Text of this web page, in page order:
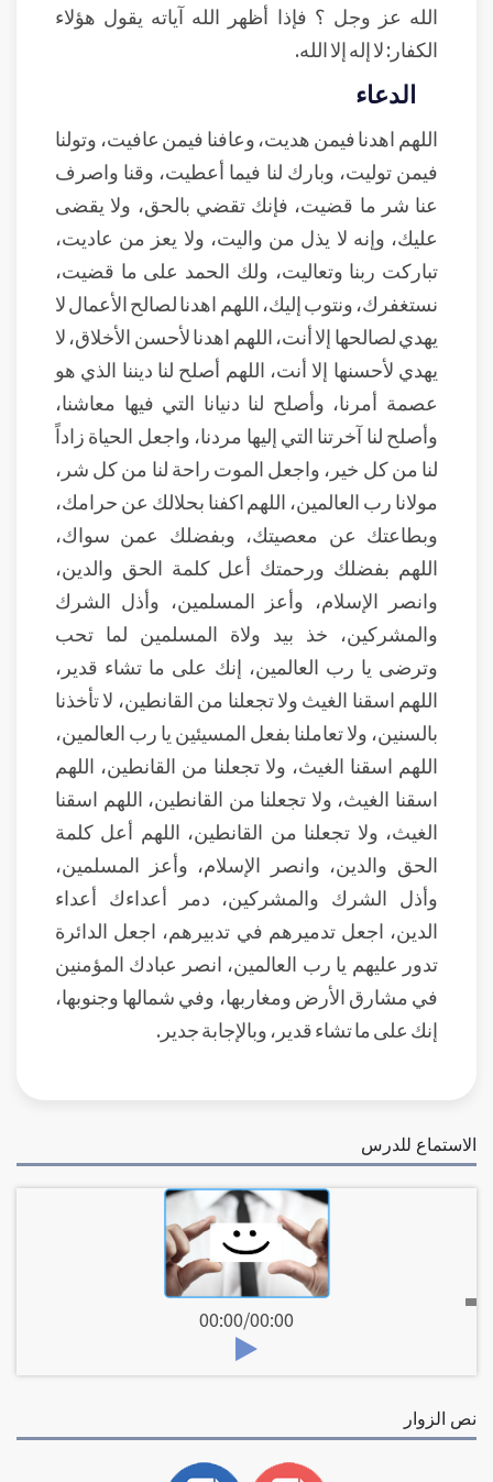
الله عز وجل ؟ فإذا أظهر الله آياته يقول هؤلاء
الكفار: لا إله إلا الله.
الدعاء
اللهم اهدنا فيمن هديت، وعافنا فيمن عافيت، وتولنا
فيمن توليت، وبارك لنا فيما أعطيت، وقنا واصرف
عنا شر ما قضيت، فإنك تقضي بالحق، ولا يقضى
عليك، وإنه لا يذل من واليت، ولا يعز من عاديت،
تباركت ربنا وتعاليت، ولك الحمد على ما قضيت،
نستغفرك، ونتوب إليك، اللهم اهدنا لصالح الأعمال لا
يهدي لصالحها إلا أنت، اللهم اهدنا لأحسن الأخلاق، لا
يهدي لأحسنها إلا أنت، اللهم أصلح لنا ديننا الذي هو
عصمة أمرنا، وأصلح لنا دنيانا التي فيها معاشنا،
وأصلح لنا آخرتنا التي إليها مردنا، واجعل الحياة زاداً
لنا من كل خير، واجعل الموت راحة لنا من كل شر،
مولانا رب العالمين، اللهم اكفنا بحلالك عن حرامك،
وبطاعتك عن معصيتك، وبفضلك عمن سواك،
اللهم بفضلك ورحمتك أعل كلمة الحق والدين،
وانصر الإسلام، وأعز المسلمين، وأذل الشرك
والمشركين، خذ بيد ولاة المسلمين لما تحب
وترضى يا رب العالمين، إنك على ما تشاء قدير،
اللهم اسقنا الغيث ولا تجعلنا من القانطين، لا تأخذنا
بالسنين، ولا تعاملنا بفعل المسيئين يا رب العالمين،
اللهم اسقنا الغيث، ولا تجعلنا من القانطين، اللهم
اسقنا الغيث، ولا تجعلنا من القانطين، اللهم اسقنا
الغيث، ولا تجعلنا من القانطين، اللهم أعل كلمة
الحق والدين، وانصر الإسلام، وأعز المسلمين،
وأذل الشرك والمشركين، دمر أعداءك أعداء
الدين، اجعل تدميرهم في تدبيرهم، اجعل الدائرة
تدور عليهم يا رب العالمين، انصر عبادك المؤمنين
في مشارق الأرض ومغاربها، وفي شمالها وجنوبها،
إنك على ما تشاء قدير، وبالإجابة جدير.
الاستماع للدرس
00:00/00:00
نص الزوار